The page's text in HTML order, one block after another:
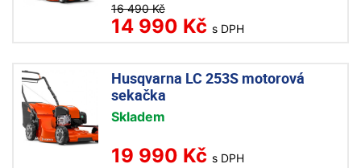
16 490 Kč
14 990 Kč s DPH
Husqvarna LC 253S motorová
sekačka
Skladem
19 990 Kč s DPH